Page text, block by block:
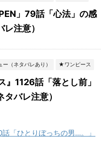
」79話「心法」の感
注意）
（ネタバレあり） ★ワンピース
』1126話「落とし前」
バレ注意）
「ひとりぼっちの男…。」